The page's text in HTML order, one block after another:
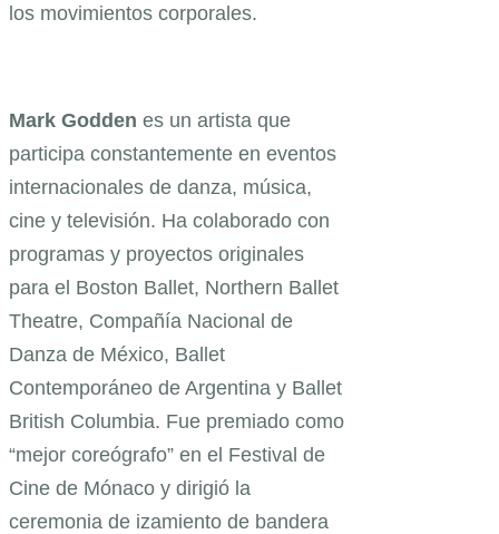
los movimientos corporales.
Mark Godden es un artista que
participa constantemente en eventos
internacionales de danza, música,
cine y televisión. Ha colaborado con
programas y proyectos originales
para el Boston Ballet, Northern Ballet
Theatre, Compañía Nacional de
Danza de México, Ballet
Contemporáneo de Argentina y Ballet
British Columbia. Fue premiado como
“mejor coreógrafo” en el Festival de
Cine de Mónaco y dirigió la
ceremonia de izamiento de bandera